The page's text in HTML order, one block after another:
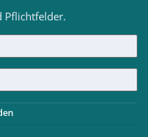
Pflichtfelder.